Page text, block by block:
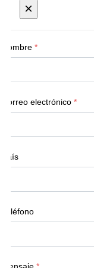
×
Nombre *
Correo electrónico *
País
Teléfono